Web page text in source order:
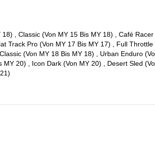
, Classic (Von MY 15 Bis MY 18) , Café
Track Pro (Von MY 17 Bis MY 17) , Full
(Von MY 18 Bis MY 18) , Urban Enduro
MY 20) , Icon Dark (Von MY 20) , Desert Sled